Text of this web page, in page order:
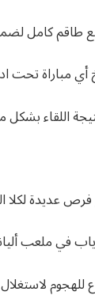
مع طاقم كامل
مباراة تحت
اللقاء
فرص عديدة
في ملعب أليانز
للهجوم